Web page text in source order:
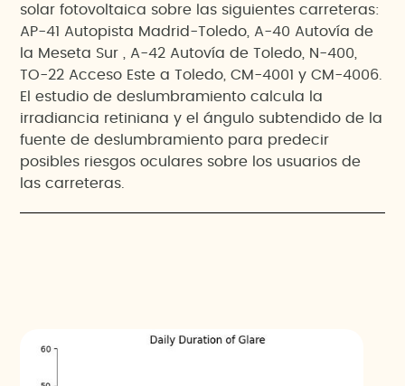
solar fotovoltaica sobre las siguientes carreteras:
AP-41 Autopista Madrid-Toledo, A-40 Autovía de
la Meseta Sur , A-42 Autovía de Toledo, N-400,
TO-22 Acceso Este a Toledo, CM-4001 y CM-4006.
El estudio de deslumbramiento calcula la
irradiancia retiniana y el ángulo subtendido de la
fuente de deslumbramiento para predecir
posibles riesgos oculares sobre los usuarios de
las carreteras.